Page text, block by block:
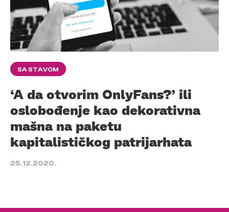
SA STAVOM
‘A da otvorim OnlyFans?’ ili
oslobođenje kao dekorativna
mašna na paketu
kapitalističkog patrijarhata
25.12.2020.